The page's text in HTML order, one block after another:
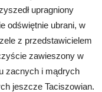
upragniony
odświętnie ubrani, w
z przedstawicielem
zawieszony w
zacnych i mądrych
jeszcze Taciszowian.